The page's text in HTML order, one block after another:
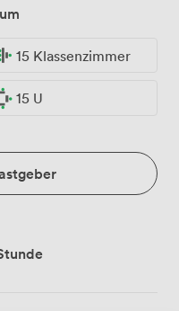
15 Klassenzimmer
15 U